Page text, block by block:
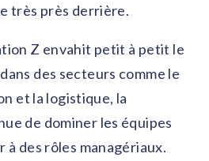
très près derrière.
Z envahit petit à petit le
des secteurs comme le
et la logistique, la
de dominer les équipes
des rôles managériaux.